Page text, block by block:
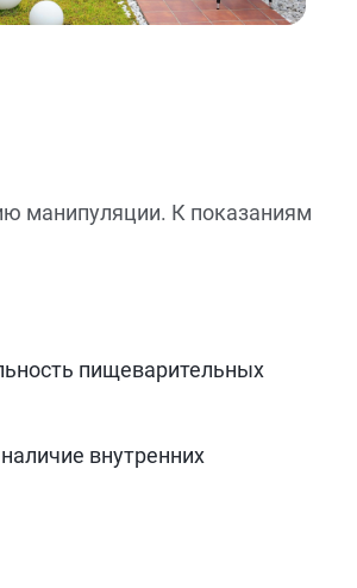
манипуляции. К показаниям
пищеварительных
внутренних